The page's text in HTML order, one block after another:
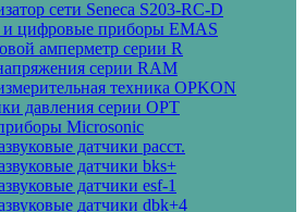
сети Seneca S203-RC-D
и цифровые приборы EMAS
амперметр серии R
серии RAM
техника OPKON
давления серии OPT
Microsonic
датчики расст.
датчики bks+
датчики esf-1
датчики dbk+4